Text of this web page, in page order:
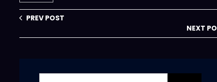
PREV POST
NEXT